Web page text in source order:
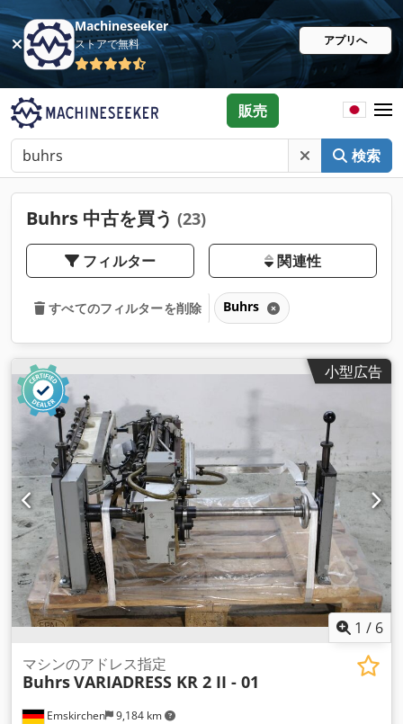
Machineseeker
ストアで無料 アプリへ
検索
販売
Buhrs 中古を買う (23)
フィルター 関連性
すべてのフィルターを削除 Buhrs
小型広告
1 / 6
Emskirchen 9,184 km
マシンのアドレス指定
BuhrsVARIADRESS KR 2 II - 01